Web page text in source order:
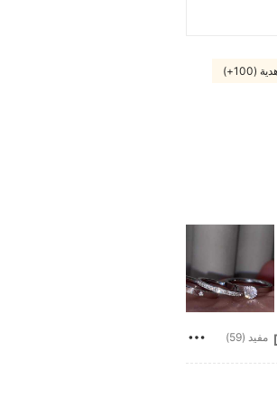
(100+)
مفيد (59)